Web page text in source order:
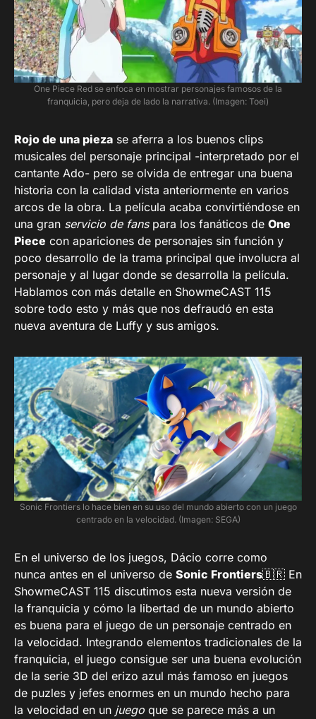
One Piece Red se enfoca en mostrar personajes famosos de la
franquicia, pero deja de lado la narrativa. (Imagen: Toei)
Rojo de una pieza se aferra a los buenos clips
musicales del personaje principal -interpretado por el
cantante Ado- pero se olvida de entregar una buena
historia con la calidad vista anteriormente en varios
arcos de la obra. La película acaba convirtiéndose en
una gran servicio de fans para los fanáticos de One
Piece con apariciones de personajes sin función y
poco desarrollo de la trama principal que involucra al
personaje y al lugar donde se desarrolla la película.
Hablamos con más detalle en ShowmeCAST 115
sobre todo esto y más que nos defraudó en esta
nueva aventura de Luffy y sus amigos.
Sonic Frontiers lo hace bien en su uso del mundo abierto con un juego
centrado en la velocidad. (Imagen: SEGA)
En el universo de los juegos, Dácio corre como
nunca antes en el universo de Sonic Frontiers🇧🇷 En
ShowmeCAST 115 discutimos esta nueva versión de
la franquicia y cómo la libertad de un mundo abierto
es buena para el juego de un personaje centrado en
la velocidad. Integrando elementos tradicionales de la
franquicia, el juego consigue ser una buena evolución
de la serie 3D del erizo azul más famoso en juegos
de puzles y jefes enormes en un mundo hecho para
la velocidad en un juego que se parece más a un